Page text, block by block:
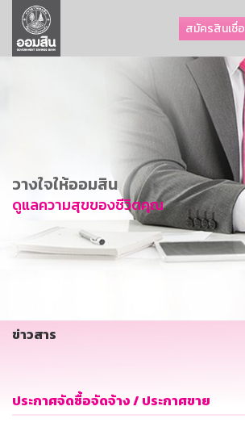
สมัครสินเชื่อ
ลูกค้าธุรกิจ
ลูกค้าผู้ประกอบรายย่อย
การพัฒนาที่ยั่งยืน
ข่าวสาร
บริการทางการเงิน
อื่นๆ
วางใจให้ออมสิน
ดูแลความสุขของชีวิตคุณ
ข่าวสาร
ประกาศจัดซื้อจัดจ้าง / ประกาศขาย